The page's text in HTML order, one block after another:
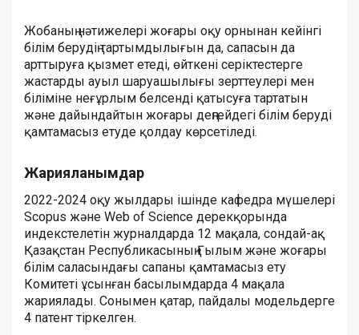
Жобаның нәтижелері жоғары оқу орнынан кейінгі
білім берудің тартымдылығын да, сапасын да
арттыруға қызмет етеді, өйткені серіктестерге
жастарды ауыл шаруашылығы зерттеулері мен
біліміне неғұрлым белсенді қатысуға тартатын
және дайындайтын жоғары деңгейдегі білім беруді
қамтамасыз етуде қолдау көрсетіледі.
Жарияланымдар
2022-2024 оқу жылдары ішінде кафедра мүшелері
Scopus және Web of Science дерекқорында
индекстелетін журналдарда 12 мақала, сондай-ақ
Қазақстан Республикасының Ғылым және жоғары
білім саласындағы сапаны қамтамасыз ету
Комитеті ұсынған басылымдарда 4 мақала
жариялады. Сонымен қатар, пайдалы модельдерге
4 патент тіркелген.